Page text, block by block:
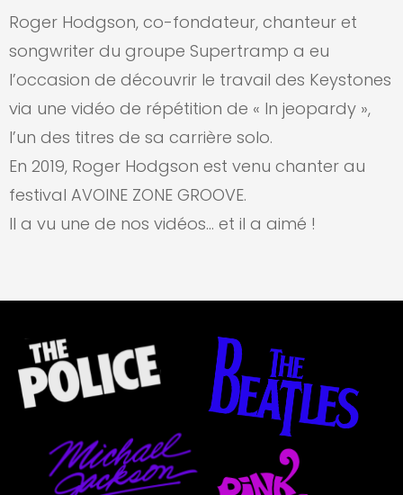
Roger Hodgson, co-fondateur, chanteur et
songwriter du groupe Supertramp a eu
l’occasion de découvrir le travail des Keystones
via une vidéo de répétition de « In jeopardy »,
l’un des titres de sa carrière solo.
En 2019, Roger Hodgson est venu chanter au
festival AVOINE ZONE GROOVE.
Il a vu une de nos vidéos… et il a aimé !